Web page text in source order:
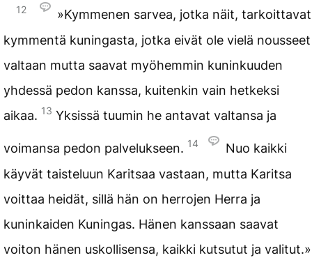
12
»Kymmenen sarvea, jotka näit, tarkoittavat
kymmentä kuningasta, jotka eivät ole vielä nousseet
valtaan mutta saavat myöhemmin kuninkuuden
yhdessä pedon kanssa, kuitenkin vain hetkeksi
aikaa. 13 Yksissä tuumin he antavat valtansa ja
voimansa pedon palvelukseen. 14
Nuo kaikki
käyvät taisteluun Karitsaa vastaan, mutta Karitsa
voittaa heidät, sillä hän on herrojen Herra ja
kuninkaiden Kuningas. Hänen kanssaan saavat
voiton hänen uskollisensa, kaikki kutsutut ja valitut.»